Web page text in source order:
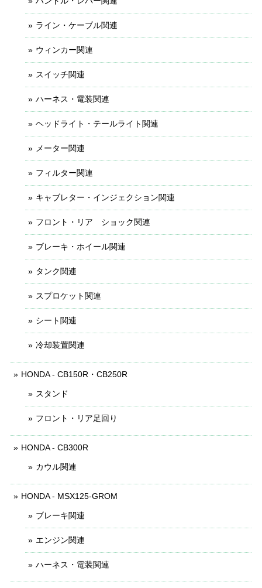
ライン・ケーブル関連
ウィンカー関連
スイッチ関連
ハーネス・電装関連
ヘッドライト・テールライト関連
メーター関連
フィルター関連
キャブレター・インジェクション関連
フロント・リア ショック関連
ブレーキ・ホイール関連
タンク関連
スプロケット関連
シート関連
冷却装置関連
HONDA - CB150R・CB250R
スタンド
フロント・リア足回り
HONDA - CB300R
カウル関連
HONDA - MSX125-GROM
ブレーキ関連
エンジン関連
ハーネス・電装関連